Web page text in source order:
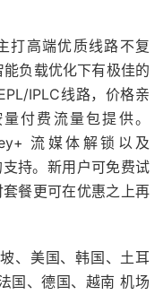
打高端优质线路不复
负载优化下有极佳的
IPLC线路，价格亲
付费流量包提供。
流媒体解锁以及
持。新用户可免费试
餐更可在优惠之上再
、美国、韩国、土耳
国、德国、越南 机场